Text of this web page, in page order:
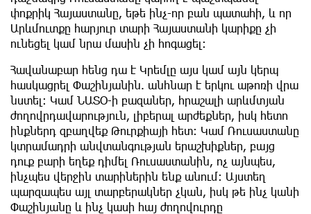
փոքրիկ Հայաստանը, եթե ինչ-որ բան պատահի, և որ
Արևմուտքը հարյուր տարի Հայաստանի կարիքը չի
ունեցել կամ նրա մասին չի հոգացել։
Հավանաբար հենց դա է Կրեմլը այս կամ այն ​​կերպ
հասկացրել Փաշինյանին. անհնար է երկու աթոռի վրա
նստել։ Կամ ՆԱՏՕ-ի բազաներ, հրաշալի արևմտյան
ժողովրդավարություն, լիբերալ արժեքներ, իսկ հետո
ինքներդ զբաղվեք Թուրքիայի հետ։ Կամ Ռուսաստանը
կտրամադրի անվտանգության երաշխիքներ, բայց
դուք բարի եղեք դիմել Ռուսաստանին, ոչ այնպես,
ինչպես վերջին տարիներին ենք անում։ Այստեղ
պարզապես այլ տարբերակներ չկան, իսկ թե ինչ կանի
Փաշինյանը և ինչ կասի հայ ժողովուրդը